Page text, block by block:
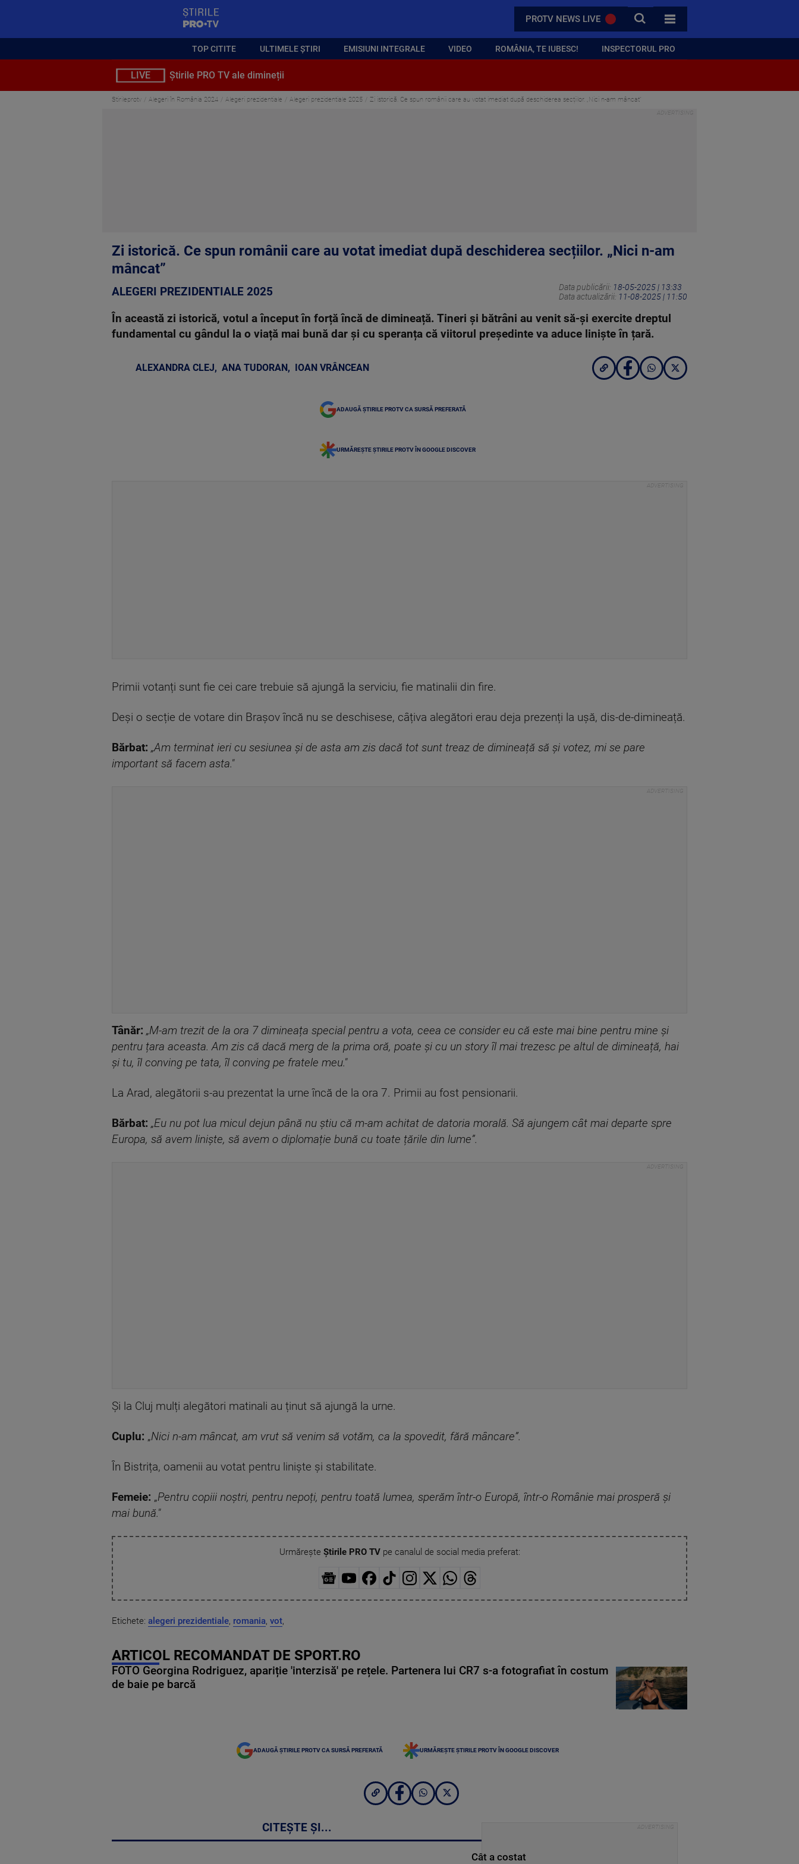
PROTV NEWS LIVE CAUTA
TOATE CATEGORIILE
TOP CITITE ULTIMELE ȘTIRI EMISIUNI INTEGRALE VIDEO ROMÂNIA, TE IUBESC! INSPECTORUL PRO
LIVE Știrile PRO TV ale dimineții
Stirileprotv Alegeri în România 2024 Alegeri prezidentiale Alegeri prezidentiale 2025 Zi istorică. Ce spun românii care au votat imediat după deschiderea secțiilor. „Nici n-am mâncat”
Zi istorică. Ce spun românii care au votat imediat după deschiderea secțiilor. „Nici n-am
mâncat”
ALEGERI PREZIDENTIALE 2025 Data publicării: 18-05-2025 | 13:33
Data actualizării: 11-08-2025 | 11:50
În această zi istorică, votul a început în forță încă de dimineață. Tineri și bătrâni au venit să-și exercite dreptul
fundamental cu gândul la o viață mai bună dar și cu speranța că viitorul președinte va aduce liniște în țară.
ALEXANDRA CLEJ, ANA TUDORAN , IOAN VRÂNCEAN
ADAUGĂ ȘTIRILE PROTV CA SURSĂ PREFERATĂ
URMĂREȘTE ȘTIRILE PROTV ÎN GOOGLE DISCOVER
Primii votanți sunt fie cei care trebuie să ajungă la serviciu, fie matinalii din fire.
Deși o secție de votare din Brașov încă nu se deschisese, câțiva alegători erau deja prezenți la ușă, dis-de-dimineață.
Bărbat: „Am terminat ieri cu sesiunea și de asta am zis dacă tot sunt treaz de dimineață să și votez, mi se pare
important să facem asta."
Tânăr: „M-am trezit de la ora 7 dimineața special pentru a vota, ceea ce consider eu că este mai bine pentru mine și
pentru țara aceasta. Am zis că dacă merg de la prima oră, poate și cu un story îl mai trezesc pe altul de dimineață, hai
și tu, îl conving pe tata, îl conving pe fratele meu."
La Arad, alegătorii s-au prezentat la urne încă de la ora 7. Primii au fost pensionarii.
Bărbat: „Eu nu pot lua micul dejun până nu știu că m-am achitat de datoria morală. Să ajungem cât mai departe spre
Europa, să avem liniște, să avem o diplomație bună cu toate țările din lume”.
Și la Cluj mulți alegători matinali au ținut să ajungă la urne.
Cuplu: „Nici n-am mâncat, am vrut să venim să votăm, ca la spovedit, fără mâncare”.
În Bistrița, oamenii au votat pentru liniște și stabilitate.
Femeie: „Pentru copiii noștri, pentru nepoți, pentru toată lumea, sperăm într-o Europă, într-o Românie mai prosperă și
mai bună."
Urmărește Știrile PRO TVpe canalul de social media preferat:
Etichete: alegeri prezidentiale, romania, vot,
ARTICOL RECOMANDAT DE SPORT.RO
FOTO Georgina Rodriguez, apariție 'interzisă' pe rețele. Partenera lui CR7 s-a fotografiat în costum
de baie pe barcă
ADAUGĂ ȘTIRILE PROTV CA SURSĂ PREFERATĂ URMĂREȘTE ȘTIRILE PROTV ÎN GOOGLE DISCOVER
CITEȘTE ȘI...
Cât a costat